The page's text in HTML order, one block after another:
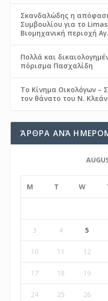
Σκανδαλώδης η
Συμβουλίου για το
Βιομηχανική περιοχή
Πολλά και
πόρισμα Πασχαλίδη
Το Κίνημα Οικολόγων –
τον θάνατο του Ν.
ΆΡΘΡΑ ΑΝΆ
M T W
3 4 5
10 11 12
17 18 19
24 25 26